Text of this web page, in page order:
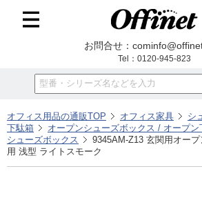
お問合せ：
Tel：0120-945-823
オフィス用品の通販TOP オフィス家具
シ
下駄箱
オープンシューズボックス / オープン
シューズボックス
9345AM-Z13 玄関用オー
用 浅型 ライトスモーク